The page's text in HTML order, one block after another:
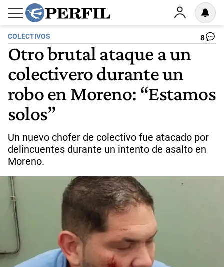
COLECTIVOS 8
Otro brutal ataque a un
colectivero durante un
robo en Moreno: “Estamos
solos”
Un nuevo chofer de colectivo fue atacado por
delincuentes durante un intento de asalto en
Moreno.